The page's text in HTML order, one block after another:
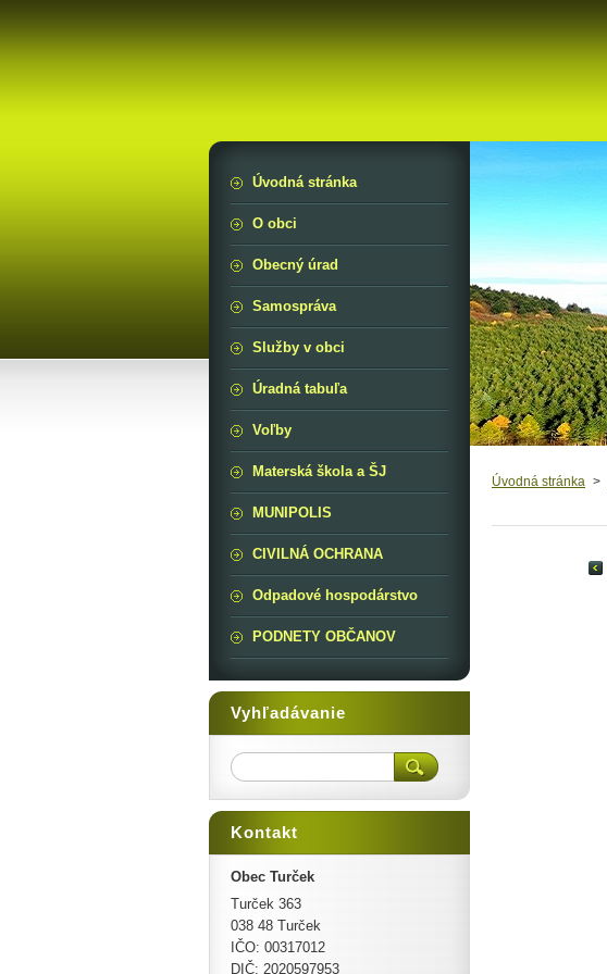
Úvodná stránka >
Úvodná stránka
O obci
Obecný úrad
Samospráva
Služby v obci
Úradná tabuľa
Voľby
Materská škola a ŠJ
MUNIPOLIS
CIVILNÁ OCHRANA
Odpadové hospodárstvo
PODNETY OBČANOV
Vyhľadávanie
Kontakt
Obec Turček
Turček 363
038 48 Turček
IČO: 00317012
DIČ: 2020597953